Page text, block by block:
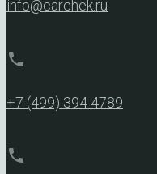
info@carchek.ru
phone
+7 (499) 394 4789
phone